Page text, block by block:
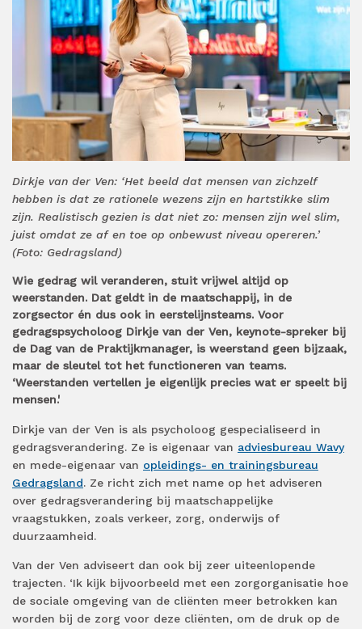
Dirkje van der Ven: ‘Het beeld dat mensen van zichzelf
hebben is dat ze rationele wezens zijn en hartstikke slim
zijn. Realistisch gezien is dat niet zo: mensen zijn wel slim,
juist omdat ze af en toe op onbewust niveau opereren.’
(Foto: Gedragsland)
Wie gedrag wil veranderen, stuit vrijwel altijd op
weerstanden. Dat geldt in de maatschappij, in de
zorgsector én dus ook in eerstelijnsteams. Voor
gedragspsycholoog Dirkje van der Ven, keynote-spreker bij
de Dag van de Praktijkmanager, is weerstand geen bijzaak,
maar de sleutel tot het functioneren van teams.
‘Weerstanden vertellen je eigenlijk precies wat er speelt bij
mensen.'
Dirkje van der Ven is als psycholoog gespecialiseerd in
gedragsverandering. Ze is eigenaar van adviesbureau Wavy
en mede-eigenaar van opleidings- en trainingsbureau
Gedragsland. Ze richt zich met name op het adviseren
over gedragsverandering bij maatschappelijke
vraagstukken, zoals verkeer, zorg, onderwijs of
duurzaamheid.
Van der Ven adviseert dan ook bij zeer uiteenlopende
trajecten. ‘Ik kijk bijvoorbeeld met een zorgorganisatie hoe
de sociale omgeving van de cliënten meer betrokken kan
worden bij de zorg voor deze cliënten, om de druk op de